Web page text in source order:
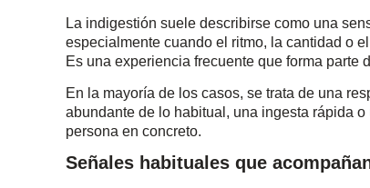
La indigestión suele describirse como una
especialmente cuando el ritmo, la cantidad o
Es una experiencia frecuente que forma
En la mayoría de los casos, se trata de una
abundante de lo habitual, una ingesta rápida
persona en concreto.
Señales habituales que